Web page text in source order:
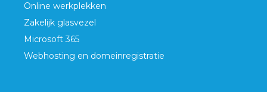
Online werkplekken
Zakelijk glasvezel
Microsoft 365
Webhosting en domeinregistratie